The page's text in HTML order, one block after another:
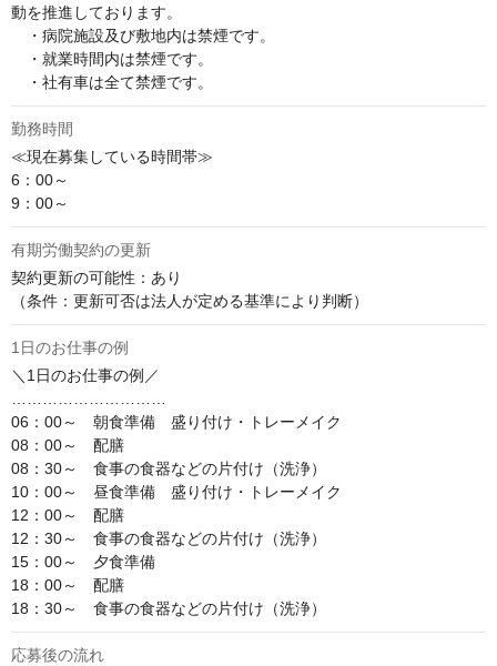
動を推進しております。
・病院施設及び敷地内は禁煙です。
・就業時間内は禁煙です。
・社有車は全て禁煙です。
勤務時間
≪現在募集している時間帯≫
6：00～
9：00～
有期労働契約の更新
契約更新の可能性：あり
（条件：更新可否は法人が定める基準により判断）
1日のお仕事の例
＼1日のお仕事の例／
…………………………
06：00～　朝食準備　盛り付け・トレーメイク
08：00～　配膳
08：30～　食事の食器などの片付け（洗浄）
10：00～　昼食準備　盛り付け・トレーメイク
12：00～　配膳
12：30～　食事の食器などの片付け（洗浄）
15：00～　夕食準備
18：00～　配膳
18：30～　食事の食器などの片付け（洗浄）
応募後の流れ